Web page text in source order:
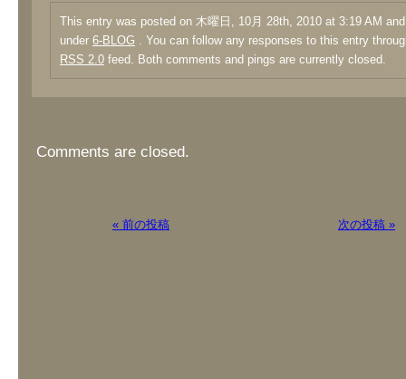
This entry was posted on 木曜日, 10月 28th, 2010 at 3:19 AM
under 6-BLOG . You can follow any responses to this entry
RSS 2.0 feed. Both comments and pings are currently closed.
Comments are closed.
« 前の投稿 次の投稿 »